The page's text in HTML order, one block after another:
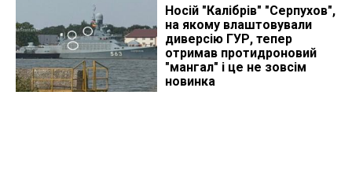
Носій "Калібрів" "Серпухов",
на якому влаштовували
диверсію ГУР, тепер
отримав протидроновий
"мангал" і це не зовсім
новинка